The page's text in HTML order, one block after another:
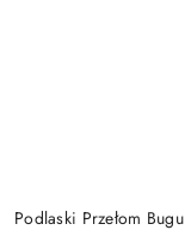
Podlaski Przełom Bugu